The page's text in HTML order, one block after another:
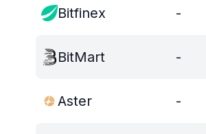
Bitfinex -
BitMart -
Aster -